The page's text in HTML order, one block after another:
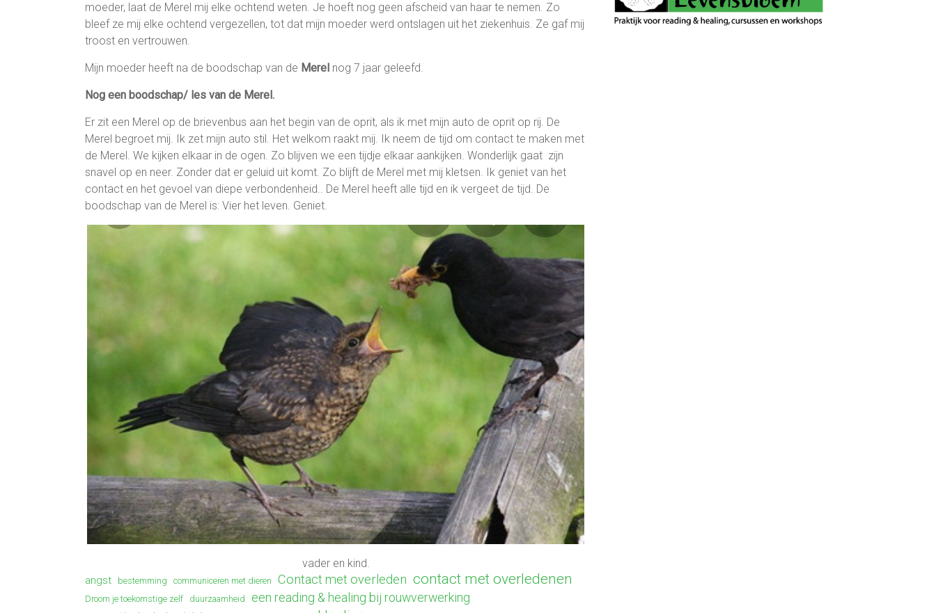
moeder, laat de Merel mij elke ochtend weten. Je hoeft nog geen afscheid van haar te nemen. Zo
bleef ze mij elke ochtend vergezellen, tot dat mijn moeder werd ontslagen uit het ziekenhuis. Ze gaf mij
troost en vertrouwen.
Mijn moeder heeft na de boodschap van de Merel nog 7 jaar geleefd.
Nog een boodschap/ les van de Merel.
Er zit een Merel op de brievenbus aan het begin van de oprit, als ik met mijn auto de oprit op rij. De
Merel begroet mij. Ik zet mijn auto stil. Het welkom raakt mij. Ik neem de tijd om contact te maken met
de Merel. We kijken elkaar in de ogen. Zo blijven we een tijdje elkaar aankijken. Wonderlijk gaat zijn
snavel op en neer. Zonder dat er geluid uit komt. Zo blijft de Merel met mij kletsen. Ik geniet van het
contact en het gevoel van diepe verbondenheid.. De Merel heeft alle tijd en ik vergeet de tijd. De
boodschap van de Merel is: Vier het leven. Geniet.
vader en kind.
angst bestemming communiceren met dieren Contact met overleden contact met overledenen
Droom je toekomstige zelf duurzaamheid een reading & healing bij rouwverwerking